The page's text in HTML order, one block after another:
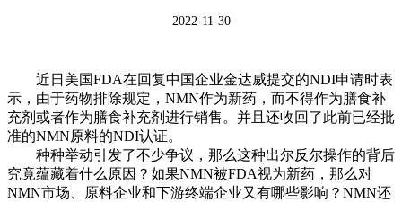
2022-11-30
近日美国FDA在回复中国企业金达威提交的NDI申请时表
示，由于药物排除规定，NMN作为新药，而不得作为膳食补
充剂或者作为膳食补充剂进行销售。并且还收回了此前已经批
准的NMN原料的NDI认证。
种种举动引发了不少争议，那么这种出尔反尔操作的背后
究竟蕴藏着什么原因？如果NMN被FDA视为新药，那么对
NMN市场、原料企业和下游终端企业又有哪些影响？NMN还